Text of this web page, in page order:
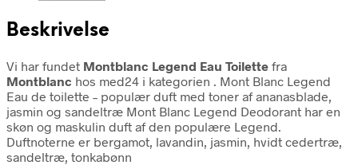
Beskrivelse
Vi har fundet Montblanc Legend Eau Toilette fra
Montblanc hos med24 i kategorien . Mont Blanc Legend
Eau de toilette – populær duft med toner af ananasblade,
jasmin og sandeltræ Mont Blanc Legend Deodorant har en
skøn og maskulin duft af den populære Legend.
Duftnoterne er bergamot, lavandin, jasmin, hvidt cedertræ,
sandeltræ, tonkabønn